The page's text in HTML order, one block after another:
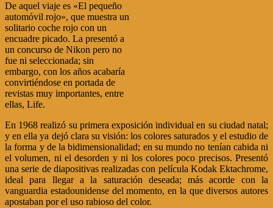
De aquel viaje es «El pequeño
automóvil rojo», que muestra un
solitario coche rojo con un
encuadre picado. La presentó a
un concurso de Nikon pero no
fue ni seleccionada; sin
embargo, con los años acabaría
convirtiéndose en portada de
revistas muy importantes, entre
ellas, Life.
En 1968 realizó su primera exposición individual en su ciudad natal;
y en ella ya dejó clara su visión: los colores saturados y el estudio de
la forma y de la bidimensionalidad; en su mundo no tenían cabida ni
el volumen, ni el desorden y ni los colores poco precisos. Presentó
una serie de diapositivas realizadas con película Kodak Ektachrome,
ideal para llegar a la saturación deseada; más acorde con la
vanguardia estadounidense del momento, en la que diversos autores
apostaban por el uso rabioso del color.